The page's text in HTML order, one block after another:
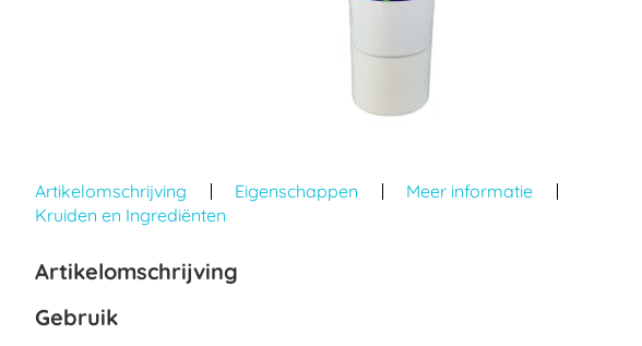
naar
het
begin
de
gallerij
Artikelomschrijving Eigenschappen
Meer informatie
Kruiden en Ingrediënten
Artikelomschrijving
Gebruik